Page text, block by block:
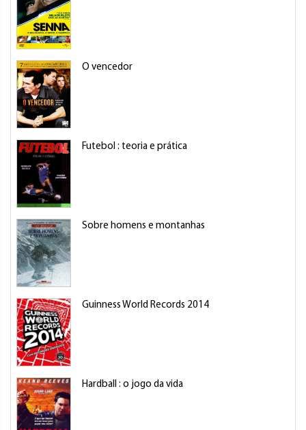
O vencedor
Futebol : teoria e prática
Sobre homens e montanhas
Guinness World Records 2014
Hardball : o jogo da vida